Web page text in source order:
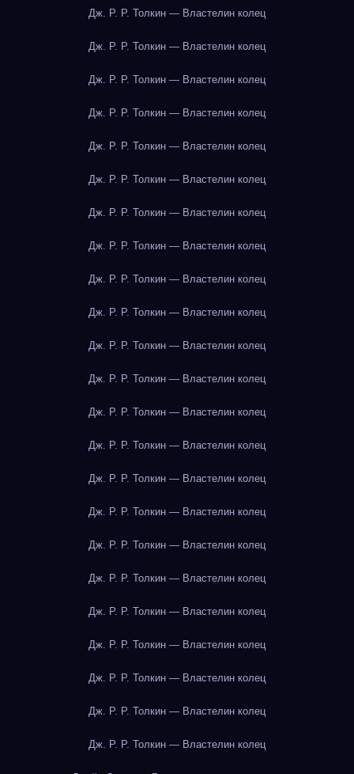
Дж. Р. Р. Толкин — Властелин колец
Дж. Р. Р. Толкин — Властелин колец
Дж. Р. Р. Толкин — Властелин колец
Дж. Р. Р. Толкин — Властелин колец
Дж. Р. Р. Толкин — Властелин колец
Дж. Р. Р. Толкин — Властелин колец
Дж. Р. Р. Толкин — Властелин колец
Дж. Р. Р. Толкин — Властелин колец
Дж. Р. Р. Толкин — Властелин колец
Дж. Р. Р. Толкин — Властелин колец
Дж. Р. Р. Толкин — Властелин колец
Дж. Р. Р. Толкин — Властелин колец
Дж. Р. Р. Толкин — Властелин колец
Дж. Р. Р. Толкин — Властелин колец
Дж. Р. Р. Толкин — Властелин колец
Дж. Р. Р. Толкин — Властелин колец
Дж. Р. Р. Толкин — Властелин колец
Дж. Р. Р. Толкин — Властелин колец
Дж. Р. Р. Толкин — Властелин колец
Дж. Р. Р. Толкин — Властелин колец
Дж. Р. Р. Толкин — Властелин колец
Дж. Р. Р. Толкин — Властелин колец
Дж. Р. Р. Толкин — Властелин колец